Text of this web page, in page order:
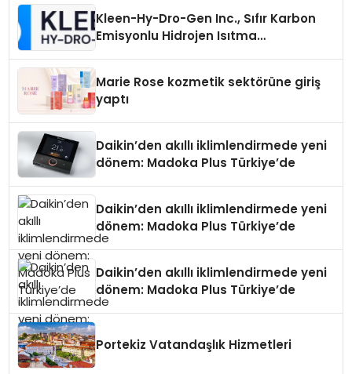
Kleen-Hy-Dro-Gen Inc., Sıfır Karbon
Emisyonlu Hidrojen Isıtma
Marie Rose kozmetik sektörüne giriş
yaptı
Daikin’den akıllı iklimlendirmede yeni
dönem: Madoka Plus Türkiye’de
Daikin’den akıllı iklimlendirmede yeni
dönem: Madoka Plus Türkiye’de
Daikin’den akıllı iklimlendirmede yeni
dönem: Madoka Plus Türkiye’de
Portekiz Vatandaşlık Hizmetleri